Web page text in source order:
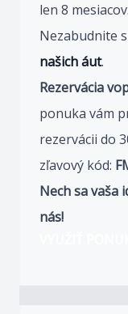
len 8 mesiacov.
Nezabudnite
našich áut.
Rezervácia
ponuka vám
rezervácii do
zľavový kód:
Nech sa vaša
nás!